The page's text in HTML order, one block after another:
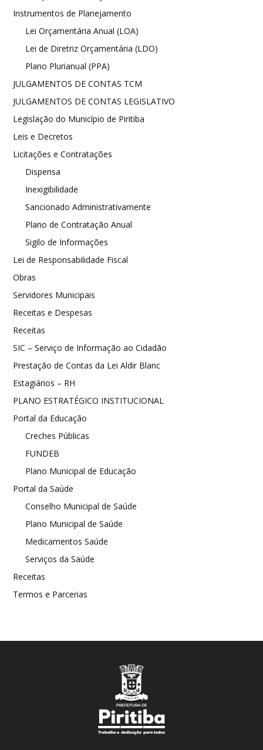
Instrumentos de Planejamento
Lei Orçamentária Anual (LOA)
Lei de Diretriz Orçamentária (LDO)
Plano Plurianual (PPA)
JULGAMENTOS DE CONTAS TCM
JULGAMENTOS DE CONTAS LEGISLATIVO
Legislação do Município de Piritiba
Leis e Decretos
Licitações e Contratações
Dispensa
Inexigibilidade
Sancionado Administrativamente
Plano de Contratação Anual
Sigilo de Informações
Lei de Responsabilidade Fiscal
Obras
Servidores Municipais
Receitas e Despesas
Receitas
SIC – Serviço de Informação ao Cidadão
Prestação de Contas da Lei Aldir Blanc
Estagiários – RH
PLANO ESTRATÉGICO INSTITUCIONAL
Portal da Educação
Creches Públicas
FUNDEB
Plano Municipal de Educação
Portal da Saúde
Conselho Municipal de Saúde
Plano Municipal de Saúde
Medicamentos Saúde
Serviços da Saúde
Receitas
Termos e Parcerias